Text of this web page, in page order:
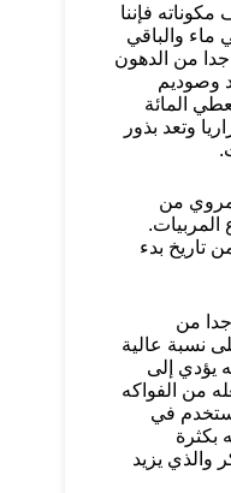
مكوناته فإننا
هي ماء والباقي
من الدهون
وصوديم
المائة
وتعد بذور
من
المربيات.
إلى 3-4 أشهر من تاريخ بدء
من
نسبة عالية
تقترب من 92٪ فإنه يؤدي إلى
من الفواكه
في
بكثرة
والذي يزيد